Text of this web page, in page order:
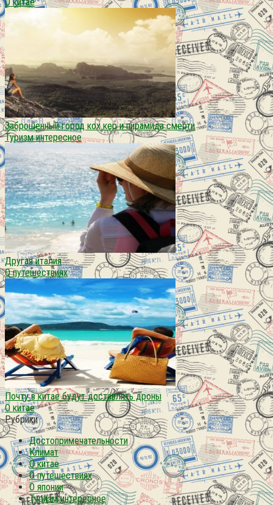
Заброшенный город кох кер и пирамида смерти
Туризм интересное
Другая италия
О путешествиях
Почту в китае будут доставлять дроны
О китае
Рубрики
Достопримечательности
Климат
О китае
О путешествиях
О японии
Туризм интересное